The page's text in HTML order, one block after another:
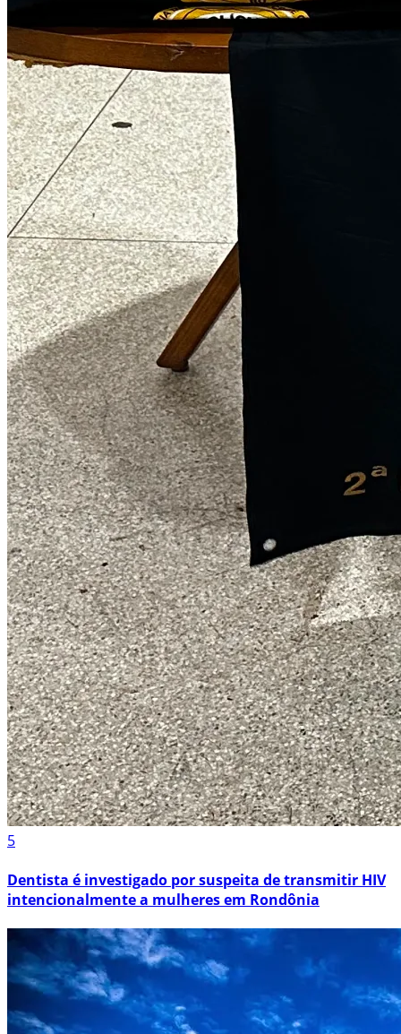
5
Dentista é investigado por suspeita de transmitir HIV
intencionalmente a mulheres em Rondônia